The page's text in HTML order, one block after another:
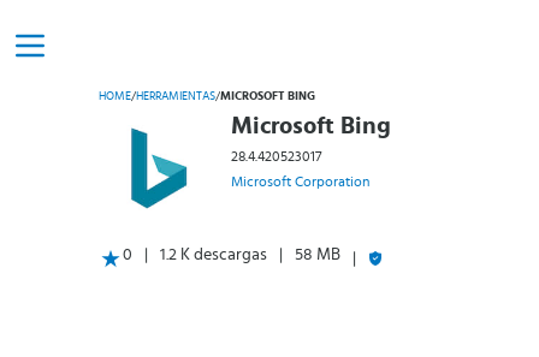
HOME/HERRAMIENTAS/MICROSOFT BING
Microsoft Bing
28.4.420523017
Microsoft Corporation
0 1.2 K descargas 58 MB